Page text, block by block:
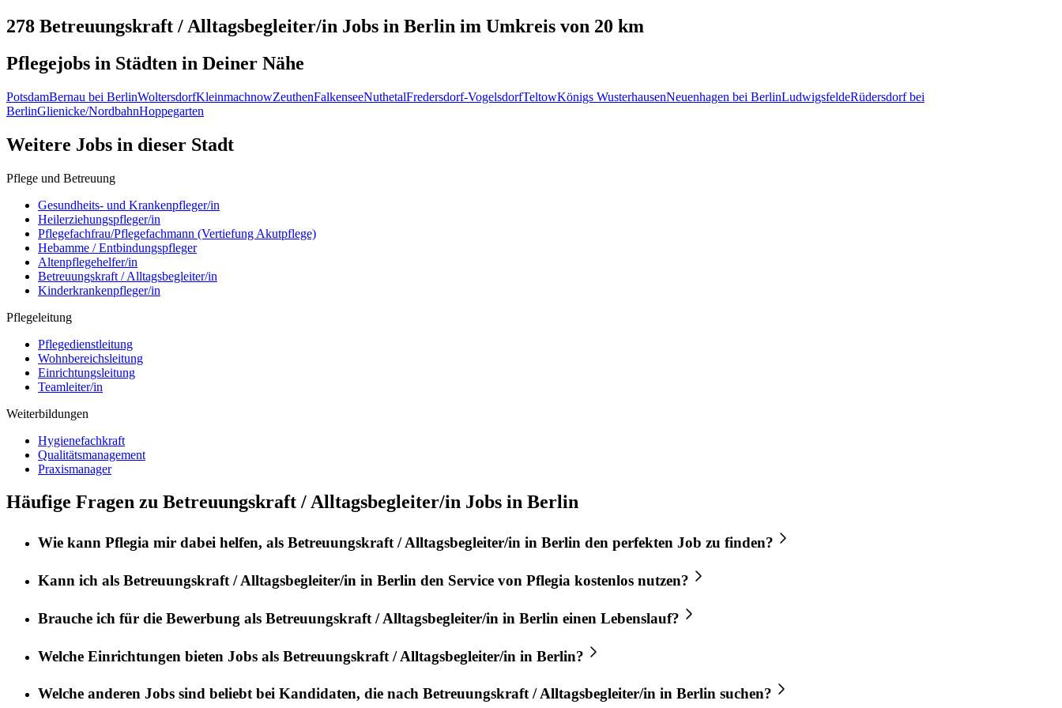
278 Betreuungskraft / Alltagsbegleiter/in Jobs in Berlin im Umkreis von 20 km
Pflegejobs in Städten in Deiner Nähe
PotsdamBernau bei BerlinWoltersdorfKleinmachnowZeuthenFalkenseeNuthetalFredersdorf-VogelsdorfTeltowKönigs WusterhausenNeuenhagen bei BerlinLudwigsfeldeRüdersdorf bei
BerlinGlienicke/NordbahnHoppegarten
Weitere Jobs in dieser Stadt
Pflege und Betreuung
Gesundheits- und Krankenpfleger/in
Heilerziehungspfleger/in
Pflegefachfrau/Pflegefachmann (Vertiefung Akutpflege)
Hebamme / Entbindungspfleger
Altenpflegehelfer/in
Betreuungskraft / Alltagsbegleiter/in
Kinderkrankenpfleger/in
Pflegeleitung
Pflegedienstleitung
Wohnbereichsleitung
Einrichtungsleitung
Teamleiter/in
Weiterbildungen
Hygienefachkraft
Qualitätsmanagement
Praxismanager
Häufige Fragen zu Betreuungskraft / Alltagsbegleiter/in Jobs in Berlin
Wie kann Pflegia mir dabei helfen, als Betreuungskraft / Alltagsbegleiter/in in Berlin den perfekten Job zu finden?
Kann ich als Betreuungskraft / Alltagsbegleiter/in in Berlin den Service von Pflegia kostenlos nutzen?
Brauche ich für die Bewerbung als Betreuungskraft / Alltagsbegleiter/in in Berlin einen Lebenslauf?
Welche Einrichtungen bieten Jobs als Betreuungskraft / Alltagsbegleiter/in in Berlin?
Welche anderen Jobs sind beliebt bei Kandidaten, die nach Betreuungskraft / Alltagsbegleiter/in in Berlin suchen?